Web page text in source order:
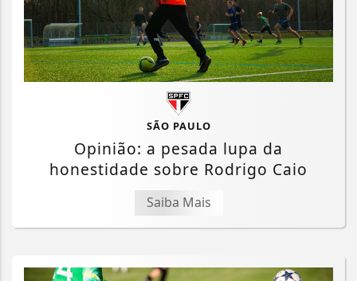
SÃO PAULO
Opinião: a pesada lupa da
honestidade sobre Rodrigo Caio
Saiba Mais